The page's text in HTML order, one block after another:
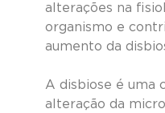
alterações na
organismo e
aumento da
A disbiose é uma
alteração da